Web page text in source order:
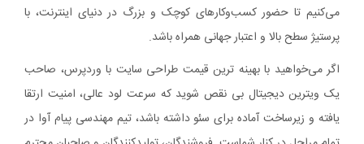
می‌کنیم تا حضور کسب‌وکارهای کوچک و بزرگ در دنیای اینترنت، با
پرستیژ سطح بالا و اعتبار جهانی همراه باشد.
اگر می‌خواهید با بهینه‌ ترین قیمت طراحی سایت با وردپرس، صاحب
یک ویترین دیجیتال بی‌ نقص شوید که سرعت لود عالی، امنیت ارتقا
یافته و زیرساخت آماده برای سئو داشته باشد، تیم مهندسی پیام آوا در